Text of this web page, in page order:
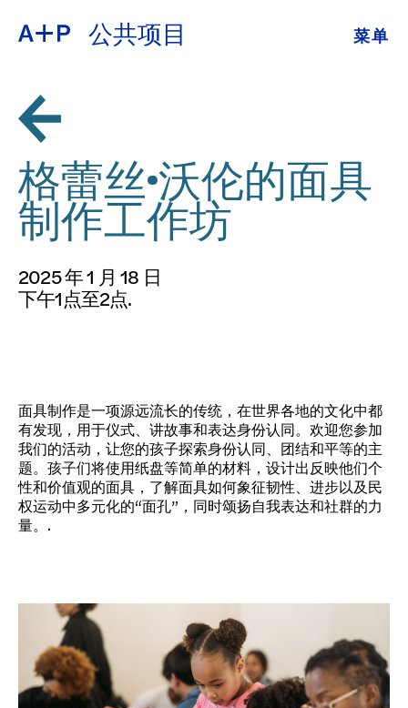
公共项目 菜单
教育
培养青年
展览
公共项目
档案
ESPAÑOL
普通话
日本語
格蕾丝·沃伦的面具
制作工作坊
2025 年 1 月 18 日
下午1点至2点.
面具制作是一项源远流长的传统，在世界各地的文化中都
有发现，用于仪式、讲故事和表达身份认同。欢迎您参加
我们的活动，让您的孩子探索身份认同、团结和平等的主
题。孩子们将使用纸盘等简单的材料，设计出反映他们个
性和价值观的面具，了解面具如何象征韧性、进步以及民
权运动中多元化的“面孔”，同时颂扬自我表达和社群的力
量。.